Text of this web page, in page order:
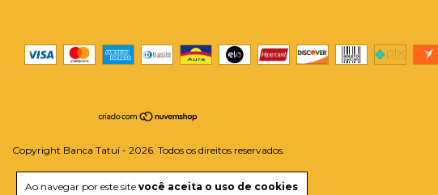
Ao navegar por este site você aceita o uso de cookies
Copyright Banca Tatuí - 2026. Todos os direitos reservados.